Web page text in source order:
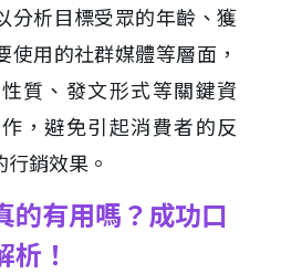
分析目標受眾的年齡、獲
使用的社群媒體等層面，
質、發文形式等關鍵資
，避免引起消費者的反
銷效果。
的有用嗎？成功口
！